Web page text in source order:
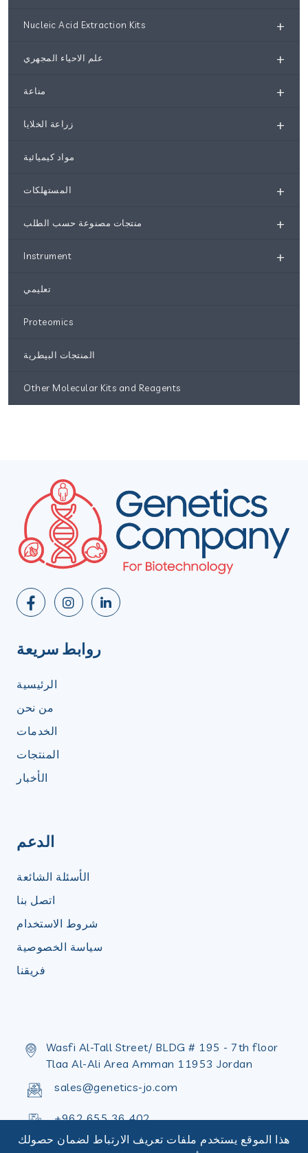
Nucleic Acid Extraction Kits +
علم الاحياء المجهري +
مناعة +
زراعة الخلايا +
مواد كيميائية
المستهلكات +
منتجات مصنوعة حسب الطلب +
Instrument +
تعليمي
Proteomics
المنتجات البيطرية
Other Molecular Kits and Reagents
روابط سريعة
الرئيسية
من نحن
الخدمات
المنتجات
الأخبار
الدعم
الأسئلة الشائعة
اتصل بنا
شروط الاستخدام
سياسة الخصوصية
فريقنا
Wasfi Al-Tall Street/ BLDG # 195 - 7th floor
Tlaa Al-Ali Area Amman 11953 Jordan
sales@genetics-jo.com
+962 655 36 402
+962 655 36 398
هذا الموقع يستخدم ملفات تعريف الارتباط لضمان حصولك